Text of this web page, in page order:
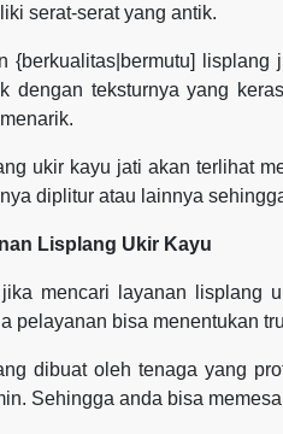
serat-serat yang antik.
{berkualitas|bermutu]
dengan teksturnya yang
ukir kayu jati akan terlihat
diplitur atau lainnya
Lisplang Ukir Kayu
mencari layanan lisplang
pelayanan bisa menentukan
dibuat oleh tenaga yang
Sehingga anda bisa